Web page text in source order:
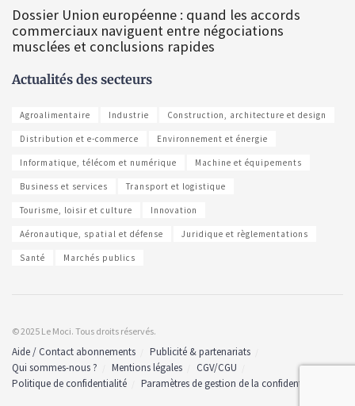
Dossier Union européenne : quand les accords
commerciaux naviguent entre négociations
musclées et conclusions rapides
Actualités des secteurs
Agroalimentaire Industrie Construction, architecture et design
Distribution et e-commerce Environnement et énergie
Informatique, télécom et numérique Machine et équipements
Business et services Transport et logistique
Tourisme, loisir et culture Innovation
Aéronautique, spatial et défense Juridique et règlementations
Santé Marchés publics
© 2025 Le Moci. Tous droits réservés.
Aide / Contact abonnements
Publicité & partenariats
Qui sommes-nous ?
Mentions légales
CGV/CGU
Politique de confidentialité
Paramètres de gestion de la confidentialité